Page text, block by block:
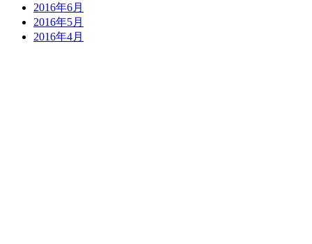
2016年6月
2016年5月
2016年4月